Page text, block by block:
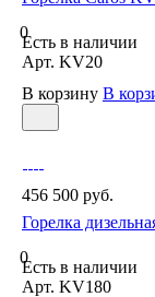
0
Есть в наличии
Арт. KV20
В корзину В
456 500 руб.
Горелка
0
Есть в наличии
Арт. KV180